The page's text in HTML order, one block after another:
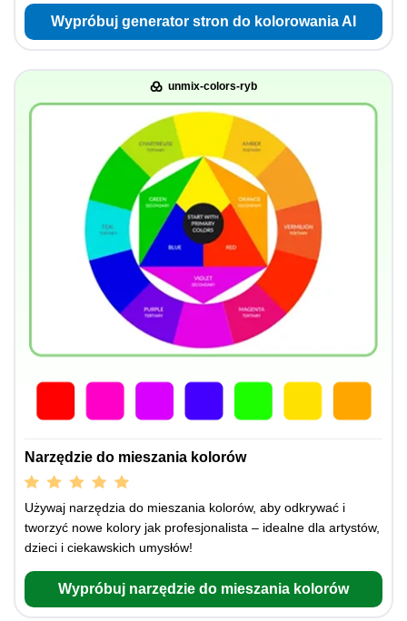
Wypróbuj generator stron do kolorowania AI
unmix-colors-ryb
Narzędzie do mieszania kolorów
Używaj narzędzia do mieszania kolorów, aby odkrywać i
tworzyć nowe kolory jak profesjonalista – idealne dla artystów,
dzieci i ciekawskich umysłów!
Wypróbuj narzędzie do mieszania kolorów